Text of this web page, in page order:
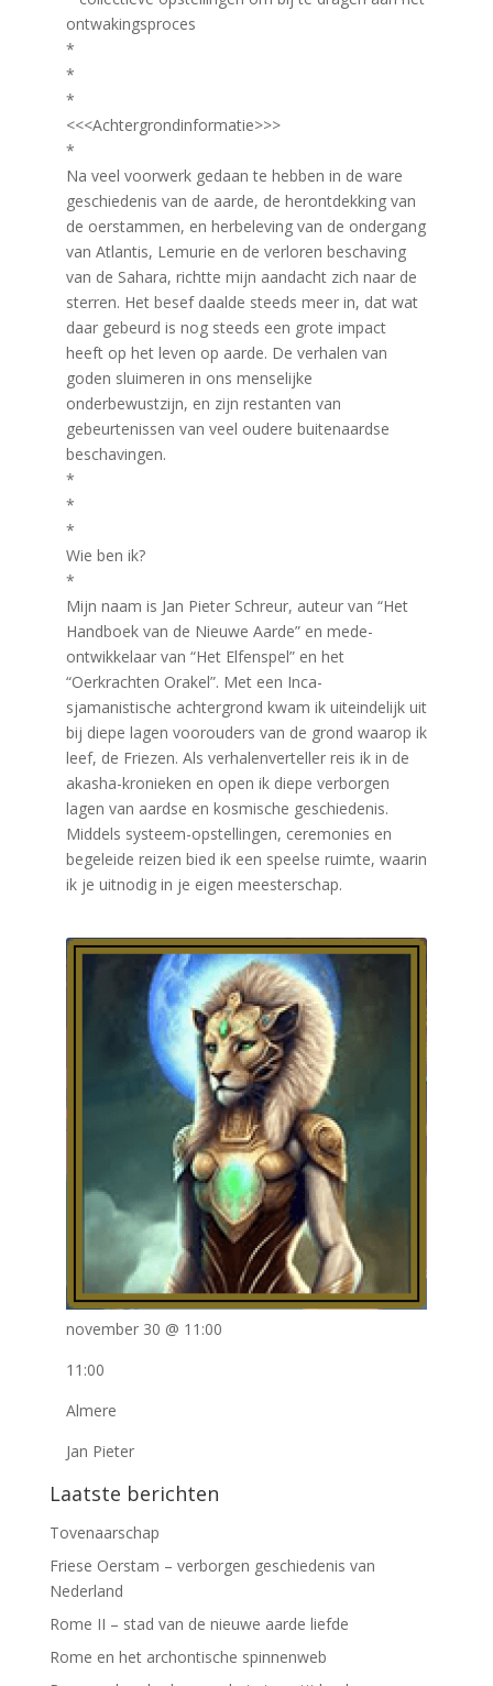
ontwakingsproces
*
*
*
<<<Achtergrondinformatie>>>
*
Na veel voorwerk gedaan te hebben in de ware
geschiedenis van de aarde, de herontdekking van
de oerstammen, en herbeleving van de ondergang
van Atlantis, Lemurie en de verloren beschaving
van de Sahara, richtte mijn aandacht zich naar de
sterren. Het besef daalde steeds meer in, dat wat
daar gebeurd is nog steeds een grote impact
heeft op het leven op aarde. De verhalen van
goden sluimeren in ons menselijke
onderbewustzijn, en zijn restanten van
gebeurtenissen van veel oudere buitenaardse
beschavingen.
*
*
*
Wie ben ik?
*
Mijn naam is Jan Pieter Schreur, auteur van “Het
Handboek van de Nieuwe Aarde” en mede-
ontwikkelaar van “Het Elfenspel” en het
“Oerkrachten Orakel”. Met een Inca-
sjamanistische achtergrond kwam ik uiteindelijk uit
bij diepe lagen voorouders van de grond waarop ik
leef, de Friezen. Als verhalenverteller reis ik in de
akasha-kronieken en open ik diepe verborgen
lagen van aardse en kosmische geschiedenis.
Middels systeem-opstellingen, ceremonies en
begeleide reizen bied ik een speelse ruimte, waarin
ik je uitnodig in je eigen meesterschap.
november 30 @ 11:00
11:00
Almere
Jan Pieter
Laatste berichten
Tovenaarschap
Friese Oerstam – verborgen geschiedenis van
Nederland
Rome II – stad van de nieuwe aarde liefde
Rome en het archontische spinnenweb